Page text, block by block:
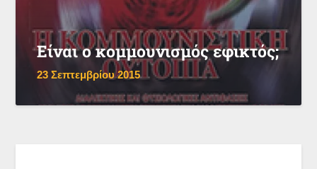
Είναι ο κομμουνισμός εφικτός;
23 Σεπτεμβρίου 2015